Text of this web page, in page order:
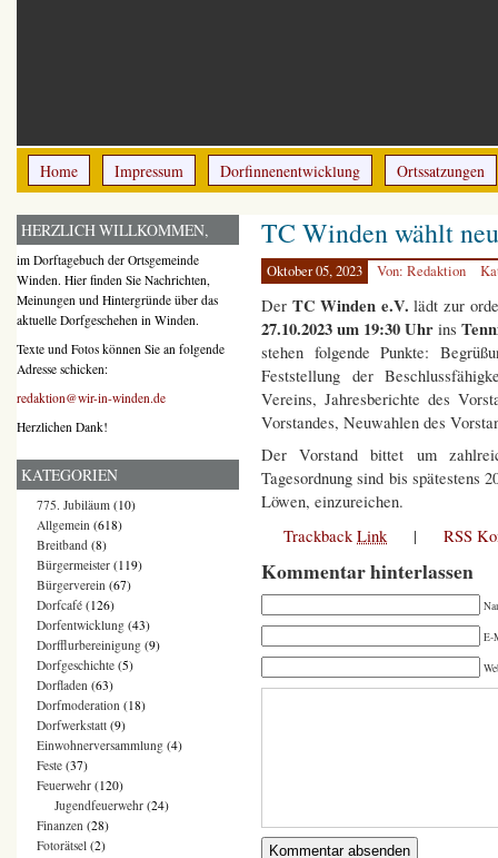
Home Impressum Dorfinnenentwicklung Ortssatzungen
TC Winden wählt
Oktober 05, 2023 Von: Redaktion
Der TC Winden e.V. lädt zur
27.10.2023 um 19:30 Uhr ins
stehen folgende Punkte:
Feststellung der
Vereins, Jahresberichte des
Vorstandes, Neuwahlen des
Der Vorstand bittet um
Tagesordnung sind bis spätestens
Löwen, einzureichen.
TrackbackLink | RSS
Kommentar hinterlassen
E-
HERZLICH WILLKOMMEN,
im Dorftagebuch der Ortsgemeinde
Winden. Hier finden Sie Nachrichten,
Meinungen und Hintergründe über das
aktuelle Dorfgeschehen in Winden.
Texte und Fotos können Sie an folgende
Adresse schicken:
redaktion@wir-in-winden.de
Herzlichen Dank!
KATEGORIEN
775. Jubiläum (10)
Allgemein (618)
Breitband (8)
Bürgermeister (119)
Bürgerverein (67)
Dorfcafé (126)
Dorfentwicklung (43)
Dorfflurbereinigung (9)
Dorfgeschichte (5)
Dorfladen (63)
Dorfmoderation (18)
Dorfwerkstatt (9)
Einwohnerversammlung (4)
Feste (37)
Feuerwehr (120)
Jugendfeuerwehr (24)
Finanzen (28)
Fotorätsel (2)